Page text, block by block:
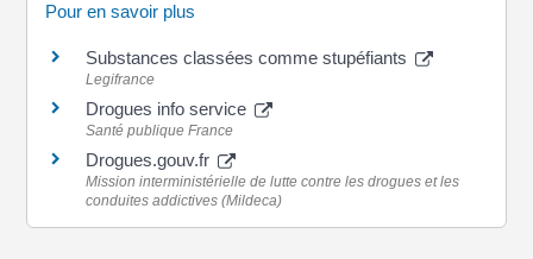
Pour en savoir plus
Substances classées comme stupéfiants
Legifrance
Drogues info service
Santé publique France
Drogues.gouv.fr
Mission interministérielle de lutte contre les drogues et les
conduites addictives (Mildeca)